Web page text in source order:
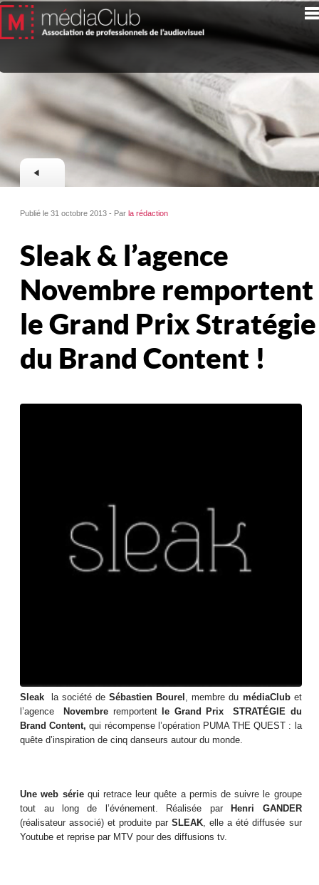
Publié le 31 octobre 2013 - Parla rédaction
Sleak & l’agence
Novembre remportent
le Grand Prix Stratégie
du Brand Content !
Sleak la société deSébastien Bourel , membre du médiaClubet
l’agence
Novembre remportent
le Grand Prix STRATÉGIE du
Brand Content,qui récompense l’opération PUMA THE QUEST : la
quête d’inspiration de cinq danseurs autour du monde.
Une web sériequi retrace leur quête a permis de suivre le groupe
tout au long de l’événement. Réalisée par
Henri GANDER
(réalisateur associé) et produite parSLEAK, elle a été diffusée sur
Youtube et reprise par MTV pour des diffusions tv.